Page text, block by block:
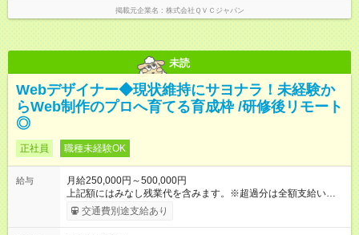
掲載元企業名 株式会社ＱＶＣジャパン
未読
Webデザイナー◆現状維持にサヨナラ！未経験か
らWeb制作のプロへ育てる育成枠 /研修後リモート
◎
正社員 職種未経験OK
給与
月給250,000円～500,000円
上記額にはみなし残業代を含みます。※超過分は全額支給いたし
ます。 みなし残業代 21,675円／月 みなし残業時間 12時間／月 -
------------------------------------------------------- ≪経験者の方は以下と
交通費別途支給あり